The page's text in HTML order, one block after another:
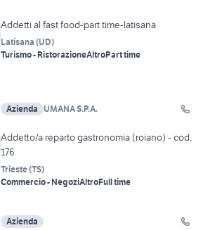
Addetti al fast food-part time-latisana
Latisana (UD)
Turismo - RistorazioneAltroPart time
Azienda UMANA S.P.A.
Addetto/a reparto gastronomia (roiano) - cod.
176
Trieste(TS)
Commercio - NegoziAltroFull time
Azienda